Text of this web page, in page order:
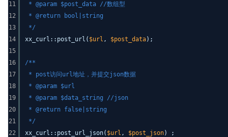
11
12
13
14
15
16
17
18
19
20
21
22
* @param $post_data //数组型
* @return bool|string
*/
xx_curl::post_url( $url , $post_data);
/**
* post访问url地址，并提交json数据
* @param $url
* @param $data_string //json
* @return false|string
*/
xx_curl::post_url_json( $url , $post_json) ;